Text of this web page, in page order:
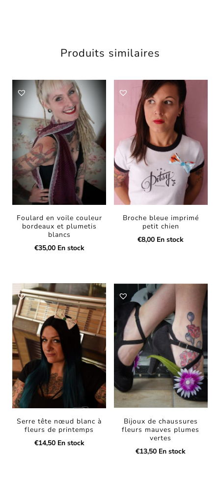
Produits similaires
Foulard en voile couleur
bordeaux et plumetis
blancs
€35,00 En stock
Broche bleue imprimé
petit chien
€8,00 En stock
Serre tête nœud blanc à
fleurs de printemps
€14,50 En stock
Bijoux de chaussures
fleurs mauves plumes
vertes
€13,50 En stock